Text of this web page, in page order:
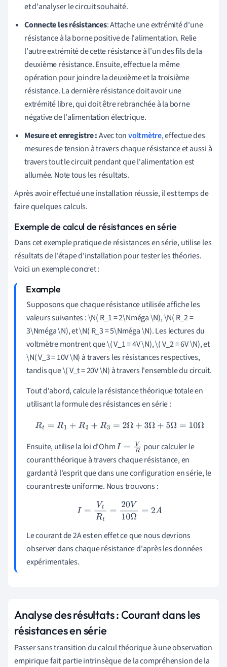
et d'analyser le circuit souhaité.
Connecte les résistances: Attache une extrémité d'une
résistance à la borne positive de l'alimentation. Relie
l'autre extrémité de cette résistance à l'un des fils de la
deuxième résistance. Ensuite, effectue la même
opération pour joindre la deuxième et la troisième
résistance. La dernière résistance doit avoir une
extrémité libre, qui doit être rebranchée à la borne
négative de l'alimentation électrique.
Mesure et enregistre :Avec tonvoltmètre, effectue des
mesures de tension à travers chaque résistance et aussi à
travers tout le circuit pendant que l'alimentation est
allumée. Note tous les résultats.
Après avoir effectué une installation réussie, il est temps de
faire quelques calculs.
Exemple de calcul de résistances en série
Dans cet exemple pratique de résistances en série, utilise les
résultats de l'étape d'installation pour tester les théories.
Voici un exemple concret :
Supposons que chaque résistance utilisée affiche les
valeurs suivantes : \N( R_1 = 2\Nméga \N), \N( R_2 =
3\Nméga \N), et \N( R_3 = 5\Nméga \N). Les lectures du
voltmètre montrent que \( V_1 = 4V \N), \( V_2 = 6V \N), et
\N( V_3 = 10V \N) à travers les résistances respectives,
tandis que \( V_t = 20V \N) à travers l'ensemble du circuit.
Tout d'abord, calcule la résistance théorique totale en
utilisant la formule des résistances en série :
Rt=R1 +R2+R3 =2 Ω+3 Ω+ 5Ω= 10 Ω
Ensuite, utilise la loi d'OhmI= VR
pour calculer le
courant théorique à travers chaque résistance, en
gardant à l'esprit que dans une configuration en série, le
courant reste uniforme. Nous trouvons :
I =VtRt =20V10Ω= 2A
Le courant de 2A est en effet ce que nous devrions
observer dans chaque résistance d'après les données
expérimentales.
Analyse des résultats : Courant dans les
résistances en série
Passer sans transition du calcul théorique à une observation
empirique fait partie intrinsèque de la compréhension de la